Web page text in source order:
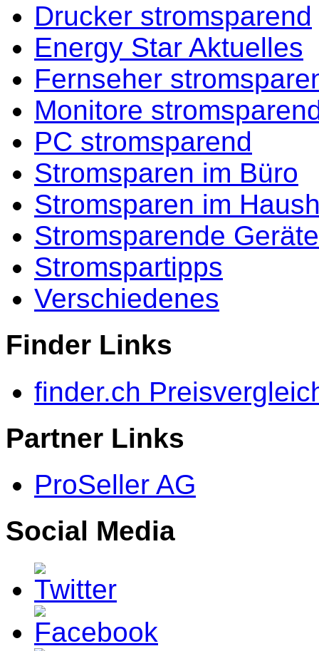
Drucker stromsparend
Energy Star Aktuelles
Fernseher
Monitore
PC stromsparend
Stromsparen im Büro
Stromsparen im
Stromsparende Geräte
Stromspartipps
Verschiedenes
Finder Links
finder.ch
Partner Links
ProSeller AG
Social Media